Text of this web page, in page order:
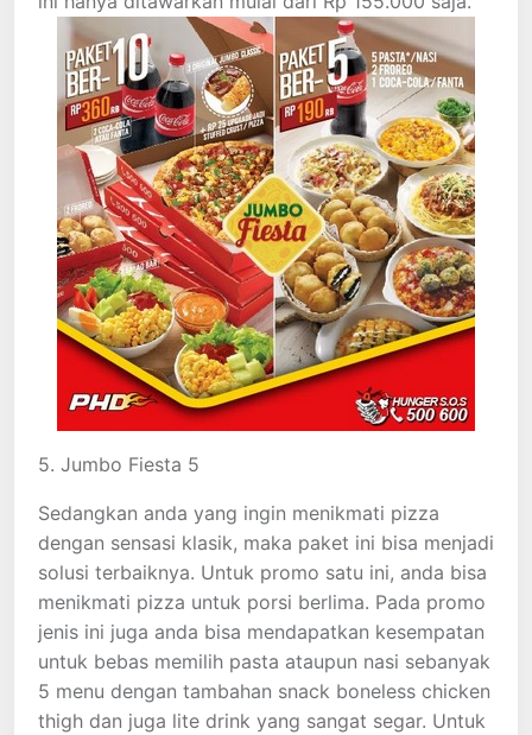
5. Jumbo Fiesta 5
Sedangkan anda yang ingin menikmati pizza
dengan sensasi klasik, maka paket ini bisa menjadi
solusi terbaiknya. Untuk promo satu ini, anda bisa
menikmati pizza untuk porsi berlima. Pada promo
jenis ini juga anda bisa mendapatkan kesempatan
untuk bebas memilih pasta ataupun nasi sebanyak
5 menu dengan tambahan snack boneless chicken
thigh dan juga lite drink yang sangat segar. Untuk